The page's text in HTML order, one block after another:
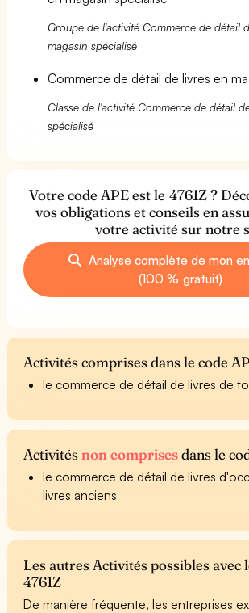
Groupe de l'activité Commerce de détail
magasin spécialisé
Commerce de détail de livres en
Classe de l'activité Commerce de détail
spécialisé
Votre code APE est le 4761Z ?
vos obligations et conseils en
votre activité sur notre
Analyse complète de mon
(100 % gratuit)
Activités comprises dans le code
le commerce de détail de livres de
Activitésnon comprisesdans le
le commerce de détail de livres
livres anciens
Les autres Activités possibles avec
4761Z
De manière fréquente, les entreprises